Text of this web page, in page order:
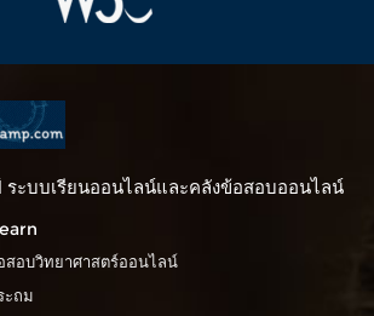
ระบบเรียนออนไลน์และคลังข้อสอบออนไลน์
สอบวิทยาศาสตร์ออนไลน์
ะถม